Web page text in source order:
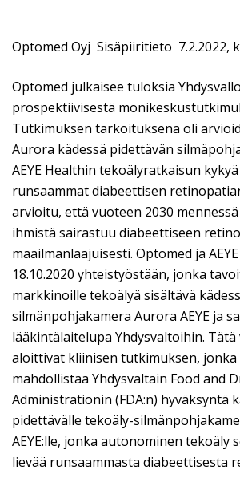
Optomed Oyj Sisäpiiritieto 7.2.2022,
Optomed julkaisee tuloksia
prospektiivisestä
Tutkimuksen tarkoituksena oli
Aurora kädessä pidettävän
AEYE Healthin tekoälyratkaisun
runsaammat diabeettisen
arvioitu, että vuoteen 2030
ihmistä sairastuu diabeettiseen
maailmanlaajuisesti. Optomed ja
18.10.2020 yhteistyöstään, jonka
markkinoille tekoälyä sisältävä
silmänpohjakamera Aurora AEYE ja
lääkintälaitelupa Yhdysvaltoihin.
aloittivat kliinisen tutkimuksen,
mahdollistaa Yhdysvaltain Food and
Administrationin (FDA:n) hyväksyntä
pidettävälle tekoäly-
AEYE:lle, jonka autonominen tekoäly
lievää runsaammasta diabeettisesta